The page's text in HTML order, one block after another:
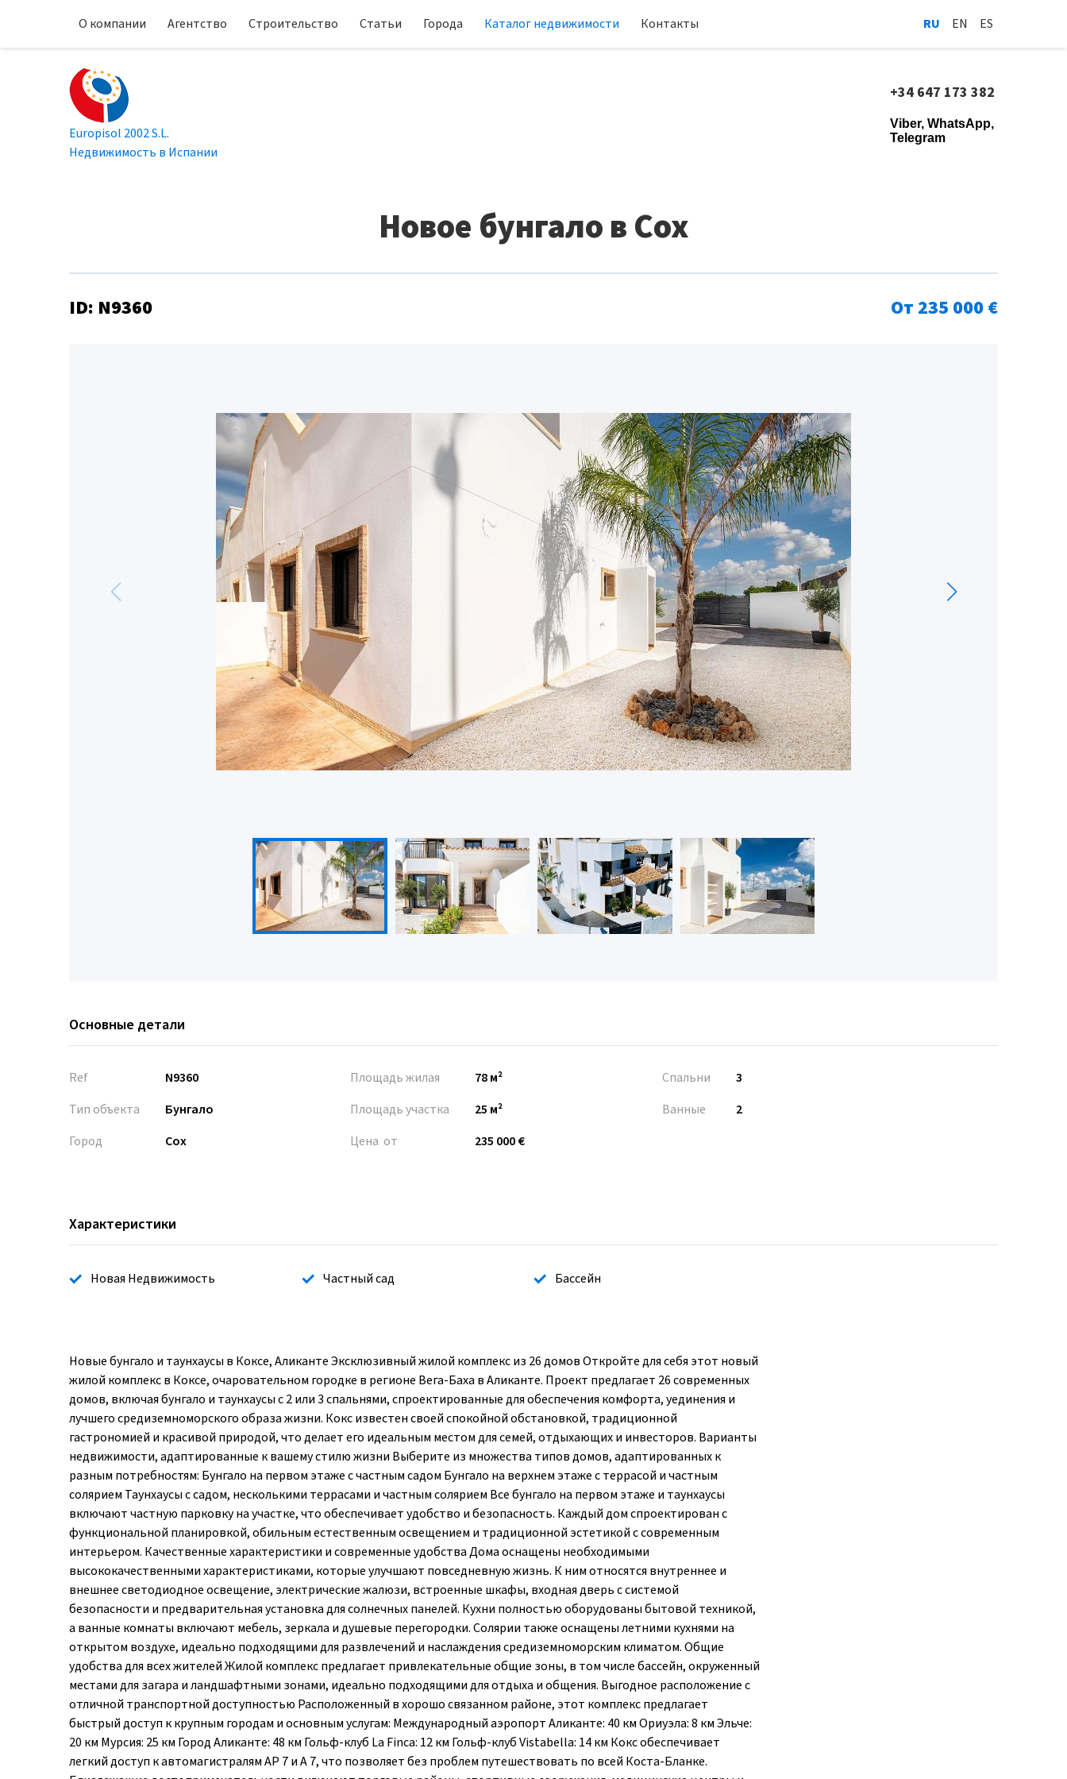
О компании Агентство Строительство Статьи Города Каталог недвижимости Контакты RU EN ES
Europisol 2002 S.L.
Недвижимость в Испании
+34 647 173 382
Viber, WhatsApp,
Telegram
Новое бунгало в Cox
ID: N9360 От 235 000 €
Основные детали
Ref
N9360
Тип объекта
Бунгало
Город
Cox
Площадь жилая
78 м²
Площадь участка
25 м²
Цена от
235 000 €
Спальни
3
Ванные
2
Характеристики
Новая Недвижимость Частный сад Бассейн
Новые бунгало и таунхаусы в Коксе, Аликанте Эксклюзивный жилой комплекс из 26 домов Откройте для себя этот новый
жилой комплекс в Коксе, очаровательном городке в регионе Вега-Баха в Аликанте. Проект предлагает 26 современных
домов, включая бунгало и таунхаусы с 2 или 3 спальнями, спроектированные для обеспечения комфорта, уединения и
лучшего средиземноморского образа жизни. Кокс известен своей спокойной обстановкой, традиционной
гастрономией и красивой природой, что делает его идеальным местом для семей, отдыхающих и инвесторов. Варианты
недвижимости, адаптированные к вашему стилю жизни Выберите из множества типов домов, адаптированных к
разным потребностям: Бунгало на первом этаже с частным садом Бунгало на верхнем этаже с террасой и частным
солярием Таунхаусы с садом, несколькими террасами и частным солярием Все бунгало на первом этаже и таунхаусы
включают частную парковку на участке, что обеспечивает удобство и безопасность. Каждый дом спроектирован с
функциональной планировкой, обильным естественным освещением и традиционной эстетикой с современным
интерьером. Качественные характеристики и современные удобства Дома оснащены необходимыми
высококачественными характеристиками, которые улучшают повседневную жизнь. К ним относятся внутреннее и
внешнее светодиодное освещение, электрические жалюзи, встроенные шкафы, входная дверь с системой
безопасности и предварительная установка для солнечных панелей. Кухни полностью оборудованы бытовой техникой,
а ванные комнаты включают мебель, зеркала и душевые перегородки. Солярии также оснащены летними кухнями на
открытом воздухе, идеально подходящими для развлечений и наслаждения средиземноморским климатом. Общие
удобства для всех жителей Жилой комплекс предлагает привлекательные общие зоны, в том числе бассейн, окруженный
местами для загара и ландшафтными зонами, идеально подходящими для отдыха и общения. Выгодное расположение с
отличной транспортной доступностью Расположенный в хорошо связанном районе, этот комплекс предлагает
быстрый доступ к крупным городам и основным услугам: Международный аэропорт Аликанте: 40 км Ориуэла: 8 км Эльче:
20 км Мурсия: 25 км Город Аликанте: 48 км Гольф-клуб La Finca: 12 км Гольф-клуб Vistabella: 14 км Кокс обеспечивает
легкий доступ к автомагистралям AP 7 и A 7, что позволяет без проблем путешествовать по всей Коста-Бланке.